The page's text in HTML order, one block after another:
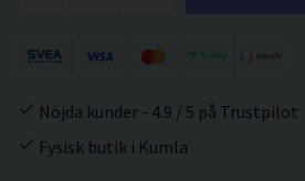
Nöjda kunder - 4.9 / 5 på Trustpilot
Fysisk butik i Kumla